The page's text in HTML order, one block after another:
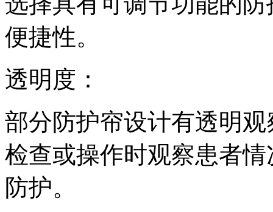
便捷性。
透明度：
部分防护帘设计有透明
检查或操作时观察患者
防护。